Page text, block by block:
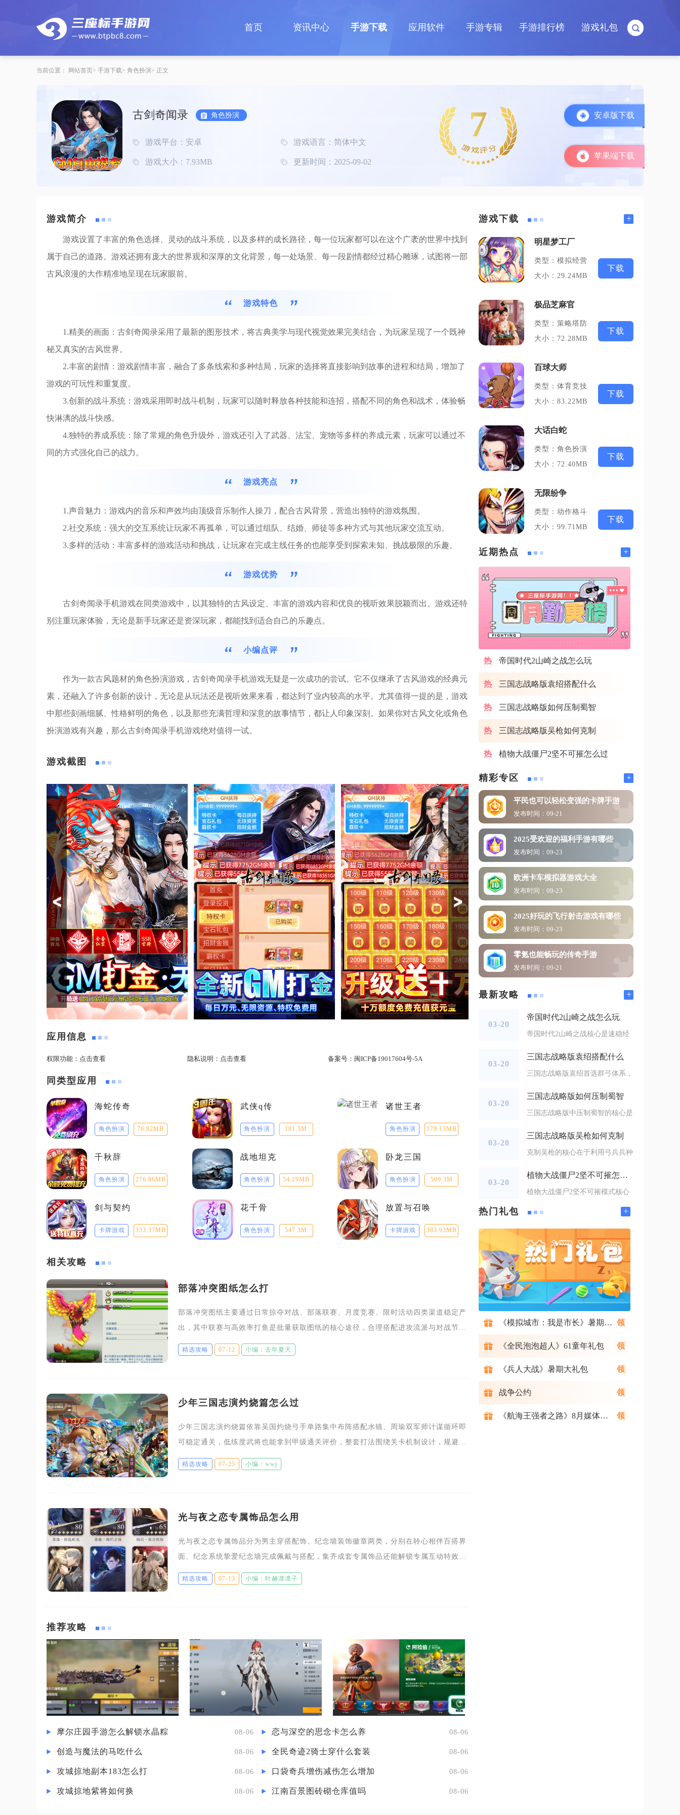
首页 资讯中心 手游下载 应用软件 手游专辑 手游排行榜 游戏礼包
当前位置： 网站首页 手游下载 角色扮演 正文
古剑奇闻录 角色扮演
游戏平台：安卓 游戏语言：简体中文
游戏大小：7.93MB 更新时间：2025-09-02
7 安卓版下载
苹果端下载
游戏简介
游戏设置了丰富的角色选择、灵动的战斗系统，以及多样的成长路径，每一位玩家都可以在这个广袤的世界中找到
属于自己的道路。游戏还拥有庞大的世界观和深厚的文化背景，每一处场景、每一段剧情都经过精心雕琢，试图将一部
古风浪漫的大作精准地呈现在玩家眼前。
游戏特色
1.精美的画面：古剑奇闻录采用了最新的图形技术，将古典美学与现代视觉效果完美结合，为玩家呈现了一个既神
秘又真实的古风世界。
2.丰富的剧情：游戏剧情丰富，融合了多条线索和多种结局，玩家的选择将直接影响到故事的进程和结局，增加了
游戏的可玩性和重复度。
3.创新的战斗系统：游戏采用即时战斗机制，玩家可以随时释放各种技能和连招，搭配不同的角色和战术，体验畅
快淋漓的战斗快感。
4.独特的养成系统：除了常规的角色升级外，游戏还引入了武器、法宝、宠物等多样的养成元素，玩家可以通过不
同的方式强化自己的战力。
游戏亮点
1.声音魅力：游戏内的音乐和声效均由顶级音乐制作人操刀，配合古风背景，营造出独特的游戏氛围。
2.社交系统：强大的交互系统让玩家不再孤单，可以通过组队、结婚、师徒等多种方式与其他玩家交流互动。
3.多样的活动：丰富多样的游戏活动和挑战，让玩家在完成主线任务的也能享受到探索未知、挑战极限的乐趣。
游戏优势
古剑奇闻录手机游戏在同类游戏中，以其独特的古风设定、丰富的游戏内容和优良的视听效果脱颖而出。游戏还特
别注重玩家体验，无论是新手玩家还是资深玩家，都能找到适合自己的乐趣点。
小编点评
作为一款古风题材的角色扮演游戏，古剑奇闻录手机游戏无疑是一次成功的尝试。它不仅继承了古风游戏的经典元
素，还融入了许多创新的设计，无论是从玩法还是视听效果来看，都达到了业内较高的水平。尤其值得一提的是，游戏
中那些刻画细腻、性格鲜明的角色，以及那些充满哲理和深意的故事情节，都让人印象深刻。如果你对古风文化或角色
扮演游戏有兴趣，那么古剑奇闻录手机游戏绝对值得一试。
游戏截图
应用信息
权限功能： 点击查看 隐私说明： 点击查看 备案号： 闽ICP备19017604号-5A
同类型应用
海蛇传奇
角色扮演 76.92MB
武侠q传
角色扮演 181.5M
诸世王者
角色扮演 179.13MB
千秋辞
角色扮演 276.86MB
战地坦克
角色扮演 54.29MB
卧龙三国
角色扮演 509.3M
剑与契约
卡牌游戏 333.37MB
花千骨
角色扮演 547.3M
放置与召唤
卡牌游戏 383.93MB
相关攻略
部落冲突图纸怎么打
部落冲突图纸主要通过日常掠夺对战、部落联赛、月度竞赛、限时活动四类渠道稳定产
出，其中联赛与高效率打鱼是批量获取图纸的核心途径，合理搭配进攻流派与对战节
奏，能大幅缩短图纸收集周期。日常掠夺对战是图纸稳定小额产出的基础，对战结束后
会根据摧毁百分
精选攻略 07-12 小编：去年夏天
少年三国志演灼烧篇怎么过
少年三国志演灼烧篇依靠吴国灼烧弓手单路集中布阵搭配水镜、周瑜双军师计谋循环即
可稳定通关，低练度武将也能拿到甲级通关评价，整套打法围绕关卡机制设计，规避敌
方分散分摊灼烧伤害的短板，全程无需高战力武将堆砌，掌握布阵、武将搭配、计谋释
放节奏三大要
精选攻略 07-25 小编：wwj
光与夜之恋专属饰品怎么用
光与夜之恋专属饰品分为男主穿搭配饰、纪念墙装饰徽章两类，分别在聆心相伴百搭界
面、纪念系统挚爱纪念墙完成佩戴与搭配，集齐成套专属饰品还能解锁专属互动特效、
限定触摸语音与纪念展示画面，无属性加成但大幅丰富角色互动与收藏内容。拿到任意
男主专属饰品
精选攻略 07-13 小编：叶赫凛凛子
推荐攻略
摩尔庄园手游怎么解锁水晶粽 08-06 恋与深空的思念卡怎么养 08-06
创造与魔法的马吃什么 08-06 全民奇迹2骑士穿什么套装 08-06
攻城掠地副本183怎么打 08-06 口袋奇兵增伤减伤怎么增加 08-06
攻城掠地紫将如何换 08-06 江南百景图砖砌仓库值吗 08-06
游戏下载 +
明星梦工厂
类型：模拟经营
大小：29.24MB
下载
极品芝麻官
类型：策略塔防
大小：72.28MB
下载
百球大师
类型：体育竞技
大小：83.22MB
下载
大话白蛇
类型：角色扮演
大小：72.40MB
下载
无限纷争
类型：动作格斗
大小：99.71MB
下载
近期热点 +
帝国时代2山崎之战怎么玩
三国志战略版袁绍搭配什么
三国志战略版如何压制蜀智
三国志战略版吴枪如何克制
植物大战僵尸2坚不可摧怎么过
精彩专区 +
平民也可以轻松变强的卡牌手游
发布时间：09-21
2025受欢迎的福利手游有哪些
发布时间：09-23
欧洲卡车模拟器游戏大全
发布时间：09-23
2025好玩的飞行射击游戏有哪些
发布时间：09-23
零氪也能畅玩的传奇手游
发布时间：09-21
最新攻略 +
03-20
帝国时代2山崎之战怎么玩
帝国时代2山崎之战核心是速稳经
03-20
三国志战略版袁绍搭配什么
三国志战略版袁绍首选群弓体系，
03-20
三国志战略版如何压制蜀智
三国志战略版中压制蜀智的核心是
03-20
三国志战略版吴枪如何克制
克制吴枪的核心在于利用弓兵兵种
03-20
植物大战僵尸2坚不可摧怎么过
植物大战僵尸2坚不可摧模式核心
热门礼包 +
《模拟城市：我是市长》暑期礼包
《全民泡泡超人》61童年礼包
《兵人大战》暑期大礼包
战争公约
《航海王强者之路》8月媒体礼包